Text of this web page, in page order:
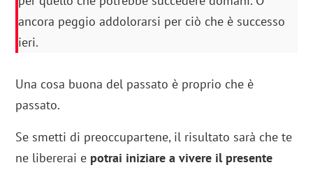
ancora peggio addolorarsi per ciò che è successo
ieri.
Una cosa buona del passato è proprio che è
passato.
Se smetti di preoccupartene, il risultato sarà che te
ne libererai e potrai iniziare a vivere il presente